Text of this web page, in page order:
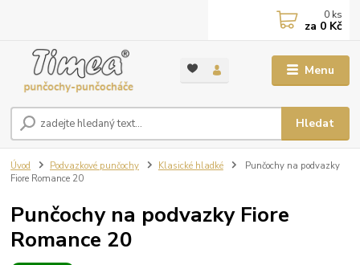
Menu
Hledat
0 ks
za 0 Kč
Úvod Podvazkové punčochy Klasické hladké
Punčochy na podvazky
Fiore Romance 20
Punčochy na podvazky Fiore
Romance 20